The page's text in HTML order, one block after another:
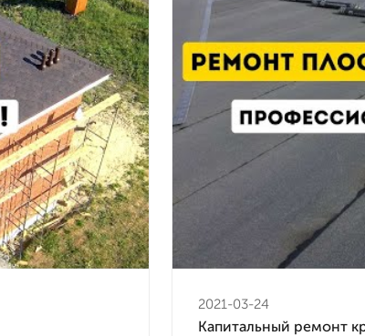
2021-03-24
Капитальный ремонт